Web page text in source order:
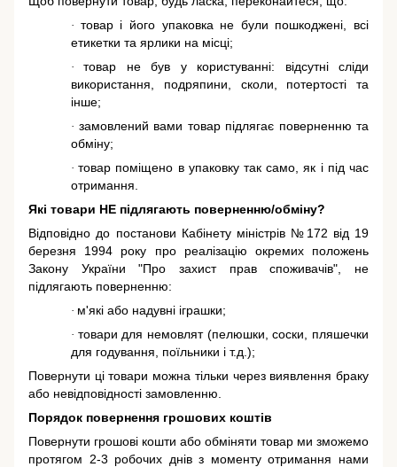
· товар і його упаковка не були пошкоджені, всі
етикетки та ярлики на місці;
·товар не був у користуванні: відсутні сліди
використання, подряпини, сколи, потертості та
інше;
· замовлений вами товар підлягає поверненню та
обміну;
·товар поміщено в упаковку так само, як і під час
отримання.
Які товари НЕ підлягають поверненню/обміну?
Відповідно до постанови Кабінету міністрів №172 від 19
березня 1994 року про реалізацію окремих положень
Закону України "Про захист прав споживачів" , не
підлягають поверненню:
· м'які або надувні іграшки;
· товари для немовлят (пелюшки, соски, пляшечки
для годування, поїльники і т.д.);
Повернути ці товари можна тільки через виявлення браку
або невідповідності замовленню.
Порядок повернення грошових коштів
Повернути грошові кошти або обміняти товар ми зможемо
протягом 2-3 робочих днів з моменту отримання нами